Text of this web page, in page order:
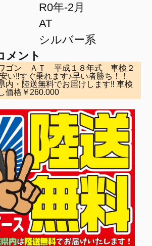
R0年-2月
AT
シルバー系
メント
ゴン ＡＴ 平成１８年式 車検２
い‼すぐ乗れます♪早い者勝ち！！
内・陸送無料でお届けします‼ 車検
価格￥260.000